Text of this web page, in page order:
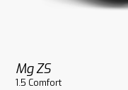
Mg ZS
1.5 Comfort